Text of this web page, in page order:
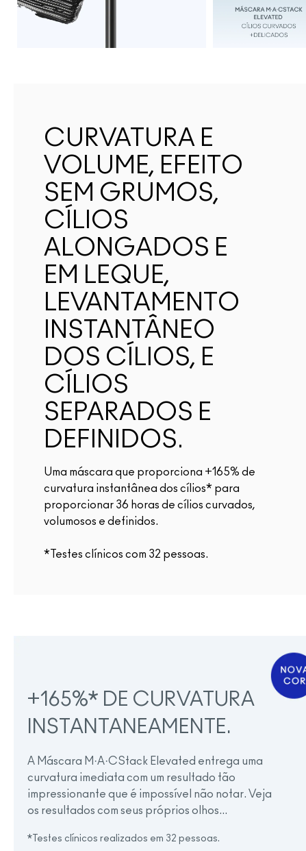
CURVATURA E
VOLUME, EFEITO
SEM GRUMOS,
CÍLIOS
ALONGADOS E
EM LEQUE,
LEVANTAMENTO
INSTANTÂNEO
DOS CÍLIOS, E
CÍLIOS
SEPARADOS E
DEFINIDOS.
Uma máscara que proporciona +165% de
curvatura instantânea dos cílios* para
proporcionar 36 horas de cílios curvados,
volumosos e definidos.
*Testes clínicos com 32 pessoas.
+165%* DE CURVATURA
INSTANTANEAMENTE.
A Máscara M·A·CStack Elevated entrega uma
curvatura imediata com um resultado tão
impressionante que é impossível não notar. Veja
os resultados com seus próprios olhos...
*Testes clínicos realizados em 32 pessoas.